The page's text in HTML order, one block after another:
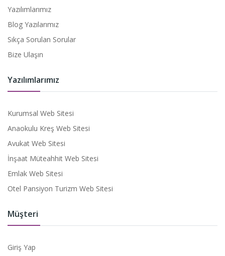
Yazılımlarımız
Blog Yazılarımız
Sıkça Sorulan Sorular
Bize Ulaşın
Yazılımlarımız
Kurumsal Web Sitesi
Anaokulu Kreş Web Sitesi
Avukat Web Sitesi
İnşaat Müteahhit Web Sitesi
Emlak Web Sitesi
Otel Pansiyon Turizm Web Sitesi
Müşteri
Giriş Yap